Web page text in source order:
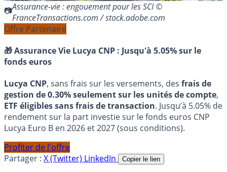
Assurance-vie : engouement pour les SCI ©
FranceTransactions.com / stock.adobe.com
Offre Partenaire
🎁 Assurance Vie Lucya CNP : Jusqu'à 5.05% sur le
fonds euros
Lucya CNP, sans frais sur les versements, des frais de
gestion de 0.30% seulement sur les unités de compte,
ETF éligibles sans frais de transaction. Jusqu’à 5.05% de
rendement sur la part investie sur le fonds euros CNP
Lucya Euro B en 2026 et 2027 (sous conditions).
Profiter de l'offre
Partager : X (Twitter) LinkedIn Copier le lien